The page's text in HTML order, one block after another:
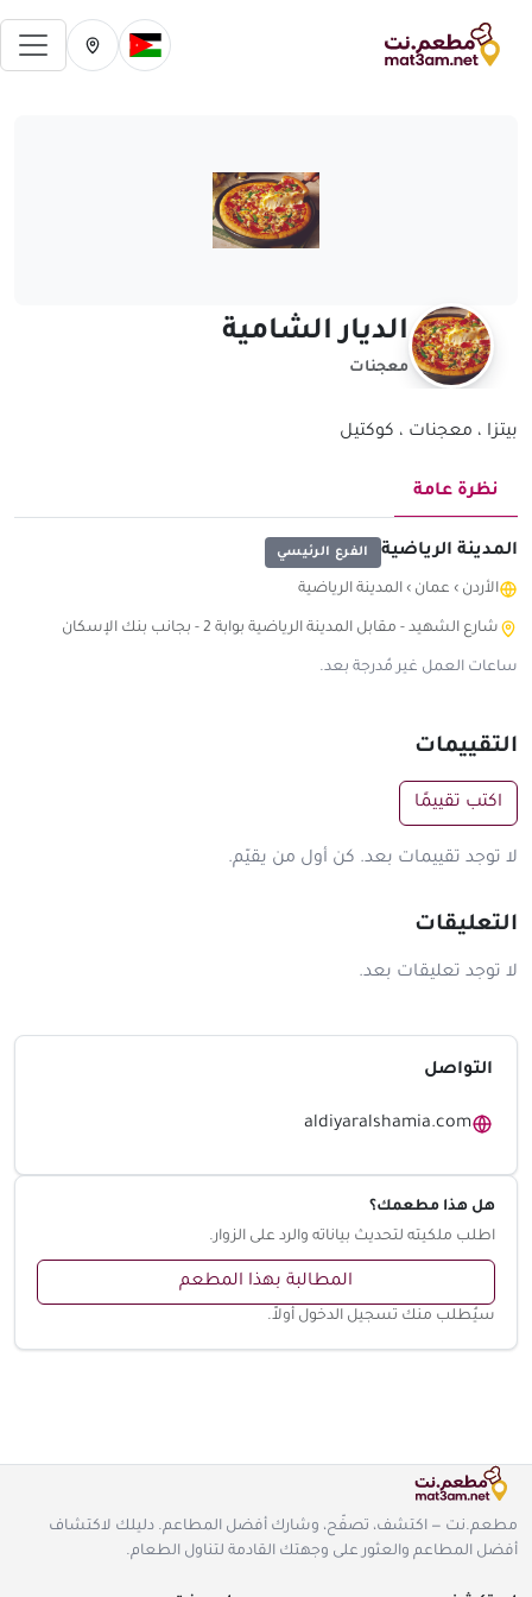
تغيير الدولة الحالية
تغيير المدينة
الديار الشامية
معجنات
بيتزا ، معجنات ، كوكتيل
نظرة عامة
المدينة الرياضية الفرع الرئيسي
الأردن › عمان › المدينة الرياضية
شارع الشهيد - مقابل المدينة الرياضية بوابة 2 - بجانب بنك الإسكان
ساعات العمل غير مُدرجة بعد.
التقييمات
اكتب تقييمًا
لا توجد تقييمات بعد. كن أول من يقيّم.
التعليقات
لا توجد تعليقات بعد.
التواصل
aldiyaralshamia.com
هل هذا مطعمك؟
اطلب ملكيته لتحديث بياناته والرد على الزوار.
المطالبة بهذا المطعم
سيُطلب منك تسجيل الدخول أولاً.
مطعم.نت — اكتشف، تصفّح، وشارك أفضل المطاعم. دليلك لاكتشاف
أفضل المطاعم والعثور على وجهتك القادمة لتناول الطعام.